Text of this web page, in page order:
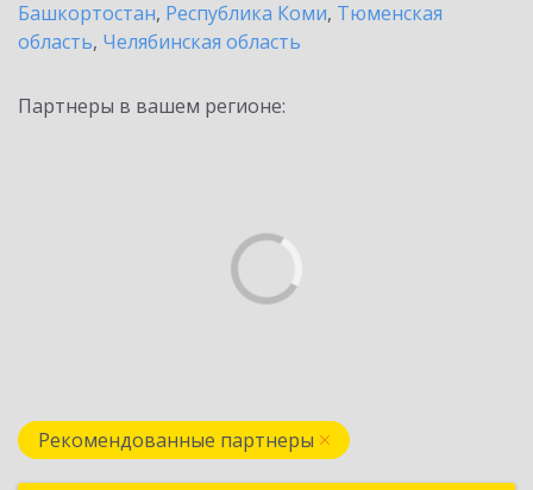
Башкортостан, Республика Коми, Тюменская
область, Челябинская область
Партнеры в вашем регионе:
Рекомендованные партнеры